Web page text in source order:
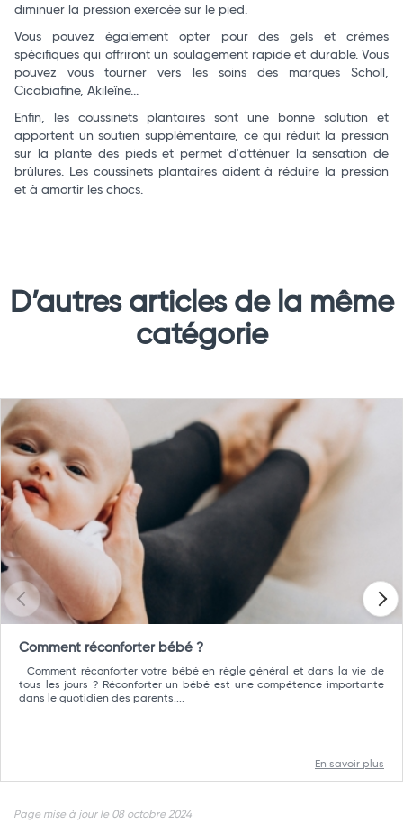
diminuer la pression exercée sur le pied.
Vous pouvez également opter pour des gels et crèmes
spécifiques qui offriront un soulagement rapide et durable. Vous
pouvez vous tourner vers les soins des marques Scholl,
Cicabiafine, Akileïne...
Enfin, les coussinets plantaires sont une bonne solution et
apportent un soutien supplémentaire, ce qui réduit la pression
sur la plante des pieds et permet d'atténuer la sensation de
brûlures. Les coussinets plantaires aident à réduire la pression
et à amortir les chocs.
D’autres articles de la même
catégorie
Comment réconforter bébé ?
Comment réconforter votre bébé en règle général et dans la vie de
tous les jours ? Réconforter un bébé est une compétence importante
dans le quotidien des parents....
En savoir plus
Page mise à jour le 08 octobre 2024